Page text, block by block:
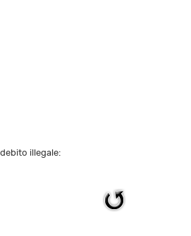
illegale: